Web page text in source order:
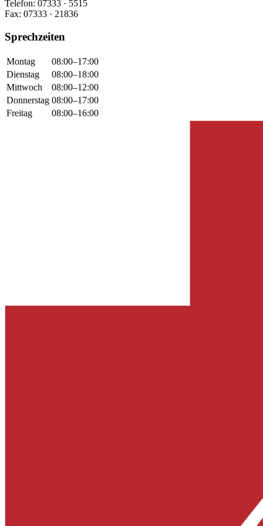
Telefon: 07333 · 5515
Fax: 07333 · 21836
Sprechzeiten
Montag
08:00–17:00
Dienstag
08:00–18:00
Mittwoch
08:00–12:00
Donnerstag 08:00–17:00
Freitag
08:00–16:00